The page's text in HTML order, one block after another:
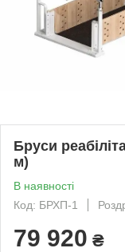
Бруси
м)
В наявності
Код: БРХП-1
79 920 ₴